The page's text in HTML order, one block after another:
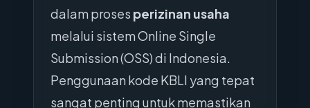
dalam proses perizinan usaha
melalui sistem Online Single
Submission (OSS) di Indonesia.
Penggunaan kode KBLI yang tepat
sangat penting untuk memastikan